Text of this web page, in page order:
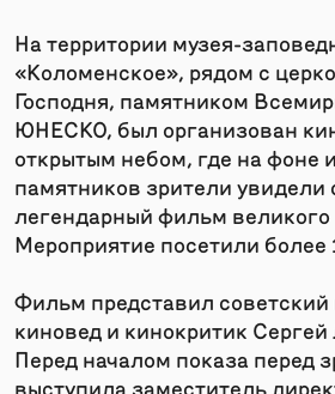
На территории музея-
«Коломенское», рядом с
Господня, памятником
ЮНЕСКО, был организован
открытым небом, где на фоне
памятников зрители увидели
легендарный фильм великого
Мероприятие посетили более
Фильм представил советский
киновед и кинокритик
Перед началом показа перед
выступила заместитель